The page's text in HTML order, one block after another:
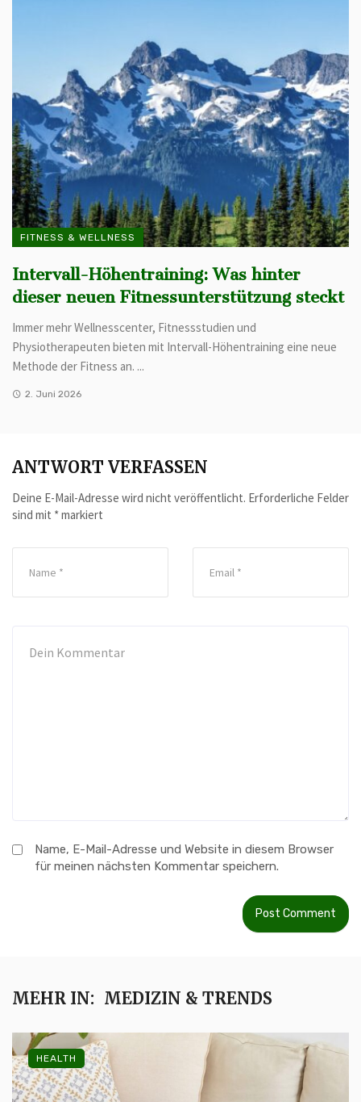
FITNESS & WELLNESS
Intervall-Höhentraining: Was hinter
dieser neuen Fitnessunterstützung steckt
Immer mehr Wellnesscenter, Fitnessstudien und
Physiotherapeuten bieten mit Intervall-Höhentraining eine neue
Methode der Fitness an. ...
2. Juni 2026
ANTWORT VERFASSEN
Deine E-Mail-Adresse wird nicht veröffentlicht. Erforderliche Felder
sind mit *markiert
Name, E-Mail-Adresse und Website in diesem Browser
für meinen nächsten Kommentar speichern.
MEHR IN: MEDIZIN & TRENDS
HEALTH